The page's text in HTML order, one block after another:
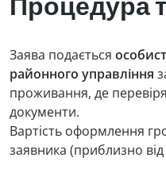
Процедура
Заява подається
районного управління
проживання, де
документи.
Вартість оформлення
заявника (приблизно від